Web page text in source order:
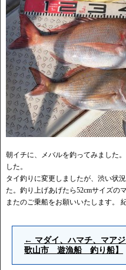
朝イチに、メバルを釣ってみました
した。
タイ釣りに変更しましたが、渋い状
た。釣り上げあげたら52cmサイズの
またのご乗船をお願いいたします。
← マダイ、ハマチ、マア
歌山市 遊漁船 釣り船】